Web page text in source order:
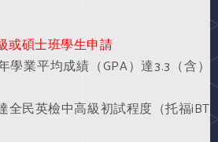
或碩士班學生申請
學業平均成績（GPA）達3.3（含）
全民英檢中高級初試程度（托福iBT